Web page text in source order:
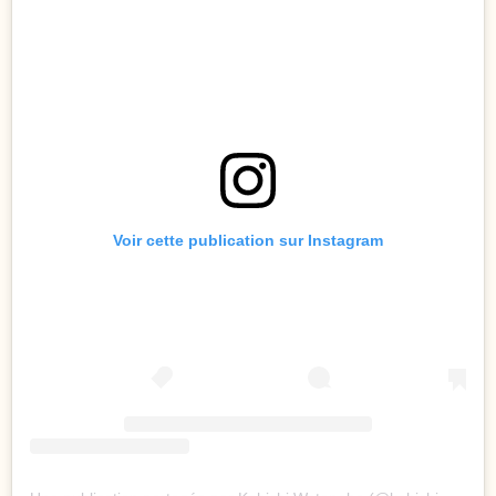
Voir cette publication sur Instagram